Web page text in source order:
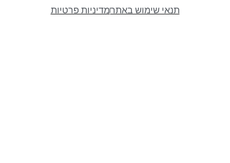
תנאי שימוש באתרמדיניות פרטיות